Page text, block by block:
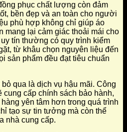
phục chất lượng còn đảm
bền đẹp và an toàn cho người
phù hợp không chỉ giúp áo
mang lại cảm giác thoải mái cho
tín thường có quy trình kiểm
từ khâu chọn nguyên liệu đến
sản phẩm đều đạt tiêu chuẩn
qua là dịch vụ hậu mãi. Công
cung cấp chính sách bảo hành,
yên tâm hơn trong quá trình
tạo sự tin tưởng mà còn thể
nhà cung cấp.